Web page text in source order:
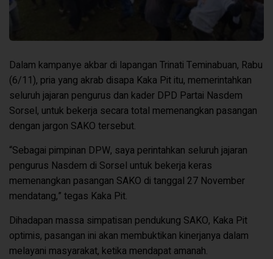
Dalam kampanye akbar di lapangan Trinati Teminabuan, Rabu
(6/11), pria yang akrab disapa Kaka Pit itu, memerintahkan
seluruh jajaran pengurus dan kader DPD Partai Nasdem
Sorsel, untuk bekerja secara total memenangkan pasangan
dengan jargon SAKO tersebut.
“Sebagai pimpinan DPW, saya perintahkan seluruh jajaran
pengurus Nasdem di Sorsel untuk bekerja keras
memenangkan pasangan SAKO di tanggal 27 November
mendatang,” tegas Kaka Pit.
Dihadapan massa simpatisan pendukung SAKO, Kaka Pit
optimis, pasangan ini akan membuktikan kinerjanya dalam
melayani masyarakat, ketika mendapat amanah.